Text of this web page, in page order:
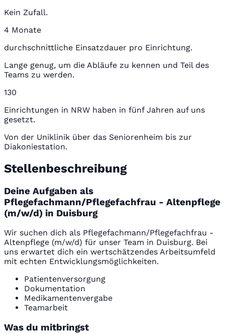
Kein Zufall.
4 Monate
durchschnittliche Einsatzdauer pro Einrichtung.
Lange genug, um die Abläufe zu kennen und Teil des
Teams zu werden.
130
Einrichtungen in NRW haben in fünf Jahren auf uns
gesetzt.
Von der Uniklinik über das Seniorenheim bis zur
Diakoniestation.
Stellenbeschreibung
Deine Aufgaben als
Pflegefachmann/Pflegefachfrau - Altenpflege
(m/w/d) in Duisburg
Wir suchen dich als Pflegefachmann/Pflegefachfrau -
Altenpflege (m/w/d) für unser Team in Duisburg. Bei
uns erwartet dich ein wertschätzendes Arbeitsumfeld
mit echten Entwicklungsmöglichkeiten.
Patientenversorgung
Dokumentation
Medikamentenvergabe
Teamarbeit
Was du mitbringst